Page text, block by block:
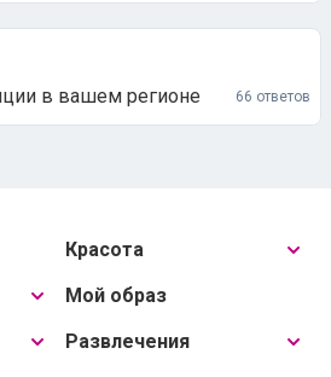
в вашем регионе 66 ответов
Красота
Мой образ
Развлечения